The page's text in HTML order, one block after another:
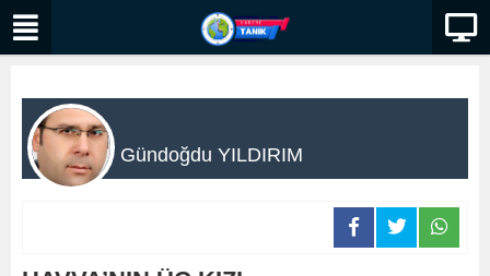
Gündoğdu YILDIRIM